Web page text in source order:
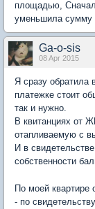
площадью,
уменьшила сумму
Ga-o-sis
08 Apr 2015
Я сразу обратила
платежке стоит
так и нужно.
В квитанциях от
отапливаемую с
И в
собственности
По моей квартире
- по